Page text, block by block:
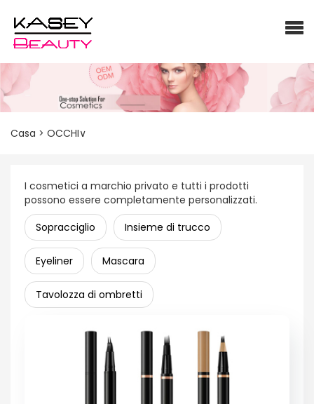
Cina OEM / ODM fornitore di trucco all'ingrosso, ombretto per
private label, PALETTE OMBRETTO OEM, mascara personalizzato,
eyeliner personalizzato, cosmetici con etichetta privata,
cosmetici senza logo, trucco senza etichetta
Casa > OCCHI∨
I cosmetici a marchio privato e tutti i prodotti
possono essere completamente personalizzati.
Sopracciglio
Insieme di trucco
Eyeliner Mascara
Tavolozza di ombretti